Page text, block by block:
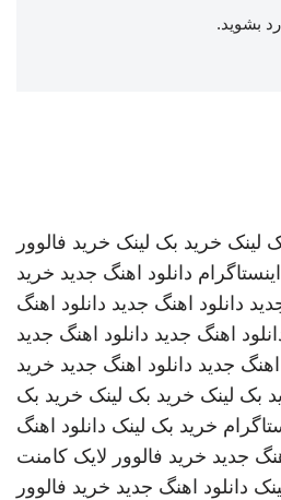
بشوید.
لینک خرید بک لینک خرید فالوور
دانلود اهنگ جدید خرید
دانلود اهنگ جدید دانلود اهنگ
اهنگ جدید دانلود اهنگ جدید
اهنگ جدید دانلود اهنگ جدید خرید
بک لینک خرید بک لینک خرید بک
خرید بک لینک دانلود اهنگ
جدید خرید فالوور لایک کامنت
دانلود اهنگ جدید خرید فالوور